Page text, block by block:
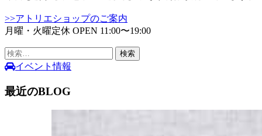
>>アトリエショップのご案内
月曜・火曜定休 OPEN 11:00〜19:00
検
索:イベント情報
最近のBLOG